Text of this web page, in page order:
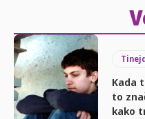
Kada
to
kako